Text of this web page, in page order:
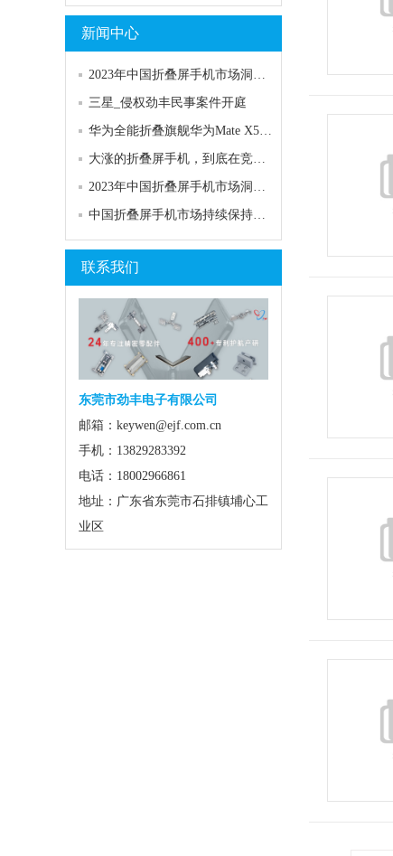
新闻中心
2023年中国折叠屏手机市场洞察报告
三星_侵权劲丰民事案件开庭
华为全能折叠旗舰华为Mate X5悄然发售 引发全网疯狂抢购
大涨的折叠屏手机，到底在竞争什么？
2023年中国折叠屏手机市场洞察报告
中国折叠屏手机市场持续保持快速增长
联系我们
东莞市劲丰电子有限公司
邮箱：keywen@ejf.com.cn
手机：13829283392
电话：18002966861
地址：广东省东莞市石排镇埔心工
业区